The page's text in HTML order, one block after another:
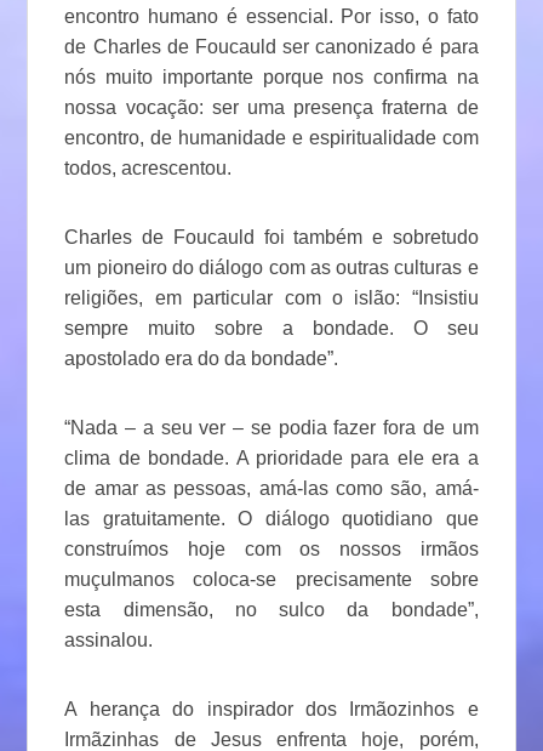
encontro humano é essencial. Por isso, o fato
de Charles de Foucauld ser canonizado é para
nós muito importante porque nos confirma na
nossa vocação: ser uma presença fraterna de
encontro, de humanidade e espiritualidade com
todos, acrescentou.
Charles de Foucauld foi também e sobretudo
um pioneiro do diálogo com as outras culturas e
religiões, em particular com o islão: “Insistiu
sempre muito sobre a bondade. O seu
apostolado era do da bondade”.
“Nada – a seu ver – se podia fazer fora de um
clima de bondade. A prioridade para ele era a
de amar as pessoas, amá-las como são, amá-
las gratuitamente. O diálogo quotidiano que
construímos hoje com os nossos irmãos
muçulmanos coloca-se precisamente sobre
esta dimensão, no sulco da bondade”,
assinalou.
A herança do inspirador dos Irmãozinhos e
Irmãzinhas de Jesus enfrenta hoje, porém,